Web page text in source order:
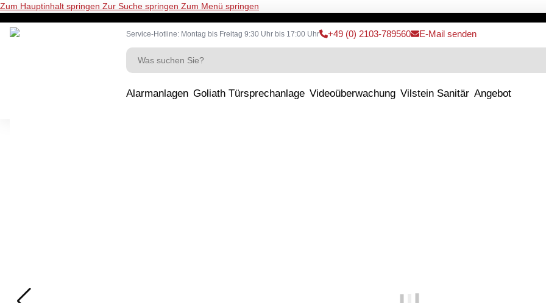
Zum Hauptinhalt springen Zur Suche springen Zum Menü springen
Service-Hotline: Montag bis Freitag 9:30 Uhr bis 17:00 Uhr +49 (0) 2103-789560 E-Mail senden
Alarmanlagen Goliath Türsprechanlage Videoüberwachung Vilstein Sanitär Angebot